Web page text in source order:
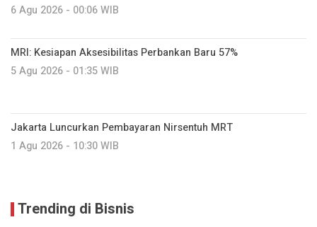
6 Agu 2026 - 00:06 WIB
MRI: Kesiapan Aksesibilitas Perbankan Baru 57%
5 Agu 2026 - 01:35 WIB
Jakarta Luncurkan Pembayaran Nirsentuh MRT
1 Agu 2026 - 10:30 WIB
Trending di Bisnis